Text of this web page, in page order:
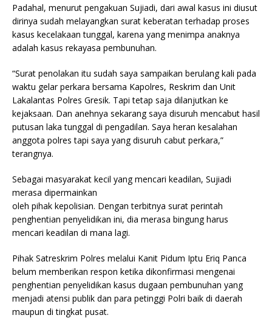
Padahal, menurut pengakuan Sujiadi, dari awal kasus ini diusut
dirinya sudah melayangkan surat keberatan terhadap proses
kasus kecelakaan tunggal, karena yang menimpa anaknya
adalah kasus rekayasa pembunuhan.
“Surat penolakan itu sudah saya sampaikan berulang kali pada
waktu gelar perkara bersama Kapolres, Reskrim dan Unit
Lakalantas Polres Gresik. Tapi tetap saja dilanjutkan ke
kejaksaan. Dan anehnya sekarang saya disuruh mencabut hasil
putusan laka tunggal di pengadilan. Saya heran kesalahan
anggota polres tapi saya yang disuruh cabut perkara,”
terangnya.
Sebagai masyarakat kecil yang mencari keadilan, Sujiadi
merasa dipermainkan
oleh pihak kepolisian. Dengan terbitnya surat perintah
penghentian penyelidikan ini, dia merasa bingung harus
mencari keadilan di mana lagi.
Pihak Satreskrim Polres melalui Kanit Pidum Iptu Eriq Panca
belum memberikan respon ketika dikonfirmasi mengenai
penghentian penyelidikan kasus dugaan pembunuhan yang
menjadi atensi publik dan para petinggi Polri baik di daerah
maupun di tingkat pusat.